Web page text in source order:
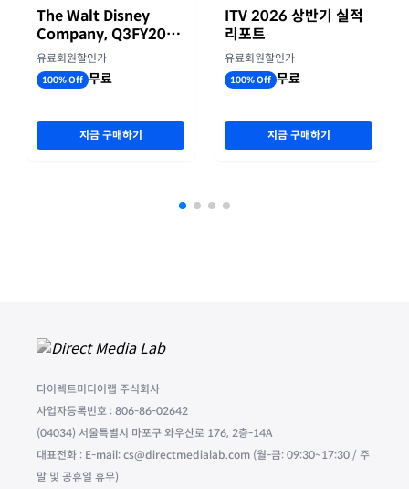
The Walt Disney
Company, Q3FY2026
실적자료
유료회원할인가
100% Off 무료
지금 구매하기
ITV 2026 상반기 실적
리포트
유료회원할인가
100% Off 무료
지금 구매하기
다이렉트미디어랩 주식회사
사업자등록번호 : 806-86-02642
(04034) 서울특별시 마포구 와우산로 176, 2층-14A
대표전화 : E-mail: cs@directmedialab.com (월-금: 09:30~17:30 / 주
말 및 공휴일 휴무)